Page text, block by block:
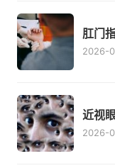
肛门
2026-
近视
2026-